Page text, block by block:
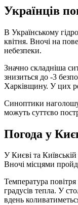
Українців
В Українському
квітня. Вночі на
небезпеки.
Значно складніша
знизиться до -3
Харківщину. У цих
Синоптики
можуть суттєво
Погода у
У Києві та
Вночі місцями
Температура
градусів тепла. У
вдень